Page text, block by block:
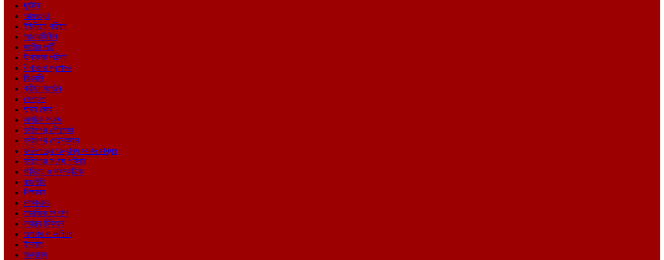
দূর্ঘটনা
আত্মহত্যা
ইউনিয়ন পরিষদ
আওয়ামীলীগ
জাতীয় পার্টি
উপজেলা পরিষদ
উপজেলা প্রশাসন
বিএনপি
ক্রীড়া সংগঠন
খেলাধুলা
তথ্য কোষ
নাগরিক সংবাদ
ফরিদগঞ্জ পৌরসভা
ফরিদগঞ্জ প্রেসক্লাব
ফরিদগঞ্জের অন্যান্য সংবাদ মাধ্যম
ফরিদগঞ্জ সংবাদ পরিবার
সাহিত্য ও সাংস্কৃতিক
রাজনীতি
শিক্ষাঙ্গন
সাক্ষাৎকার
সামাজিক সংগঠন
স্বাস্থ্য চিকিৎসা
অপরাধ ও অনিয়ম
ইসলাম
অন্যান্য